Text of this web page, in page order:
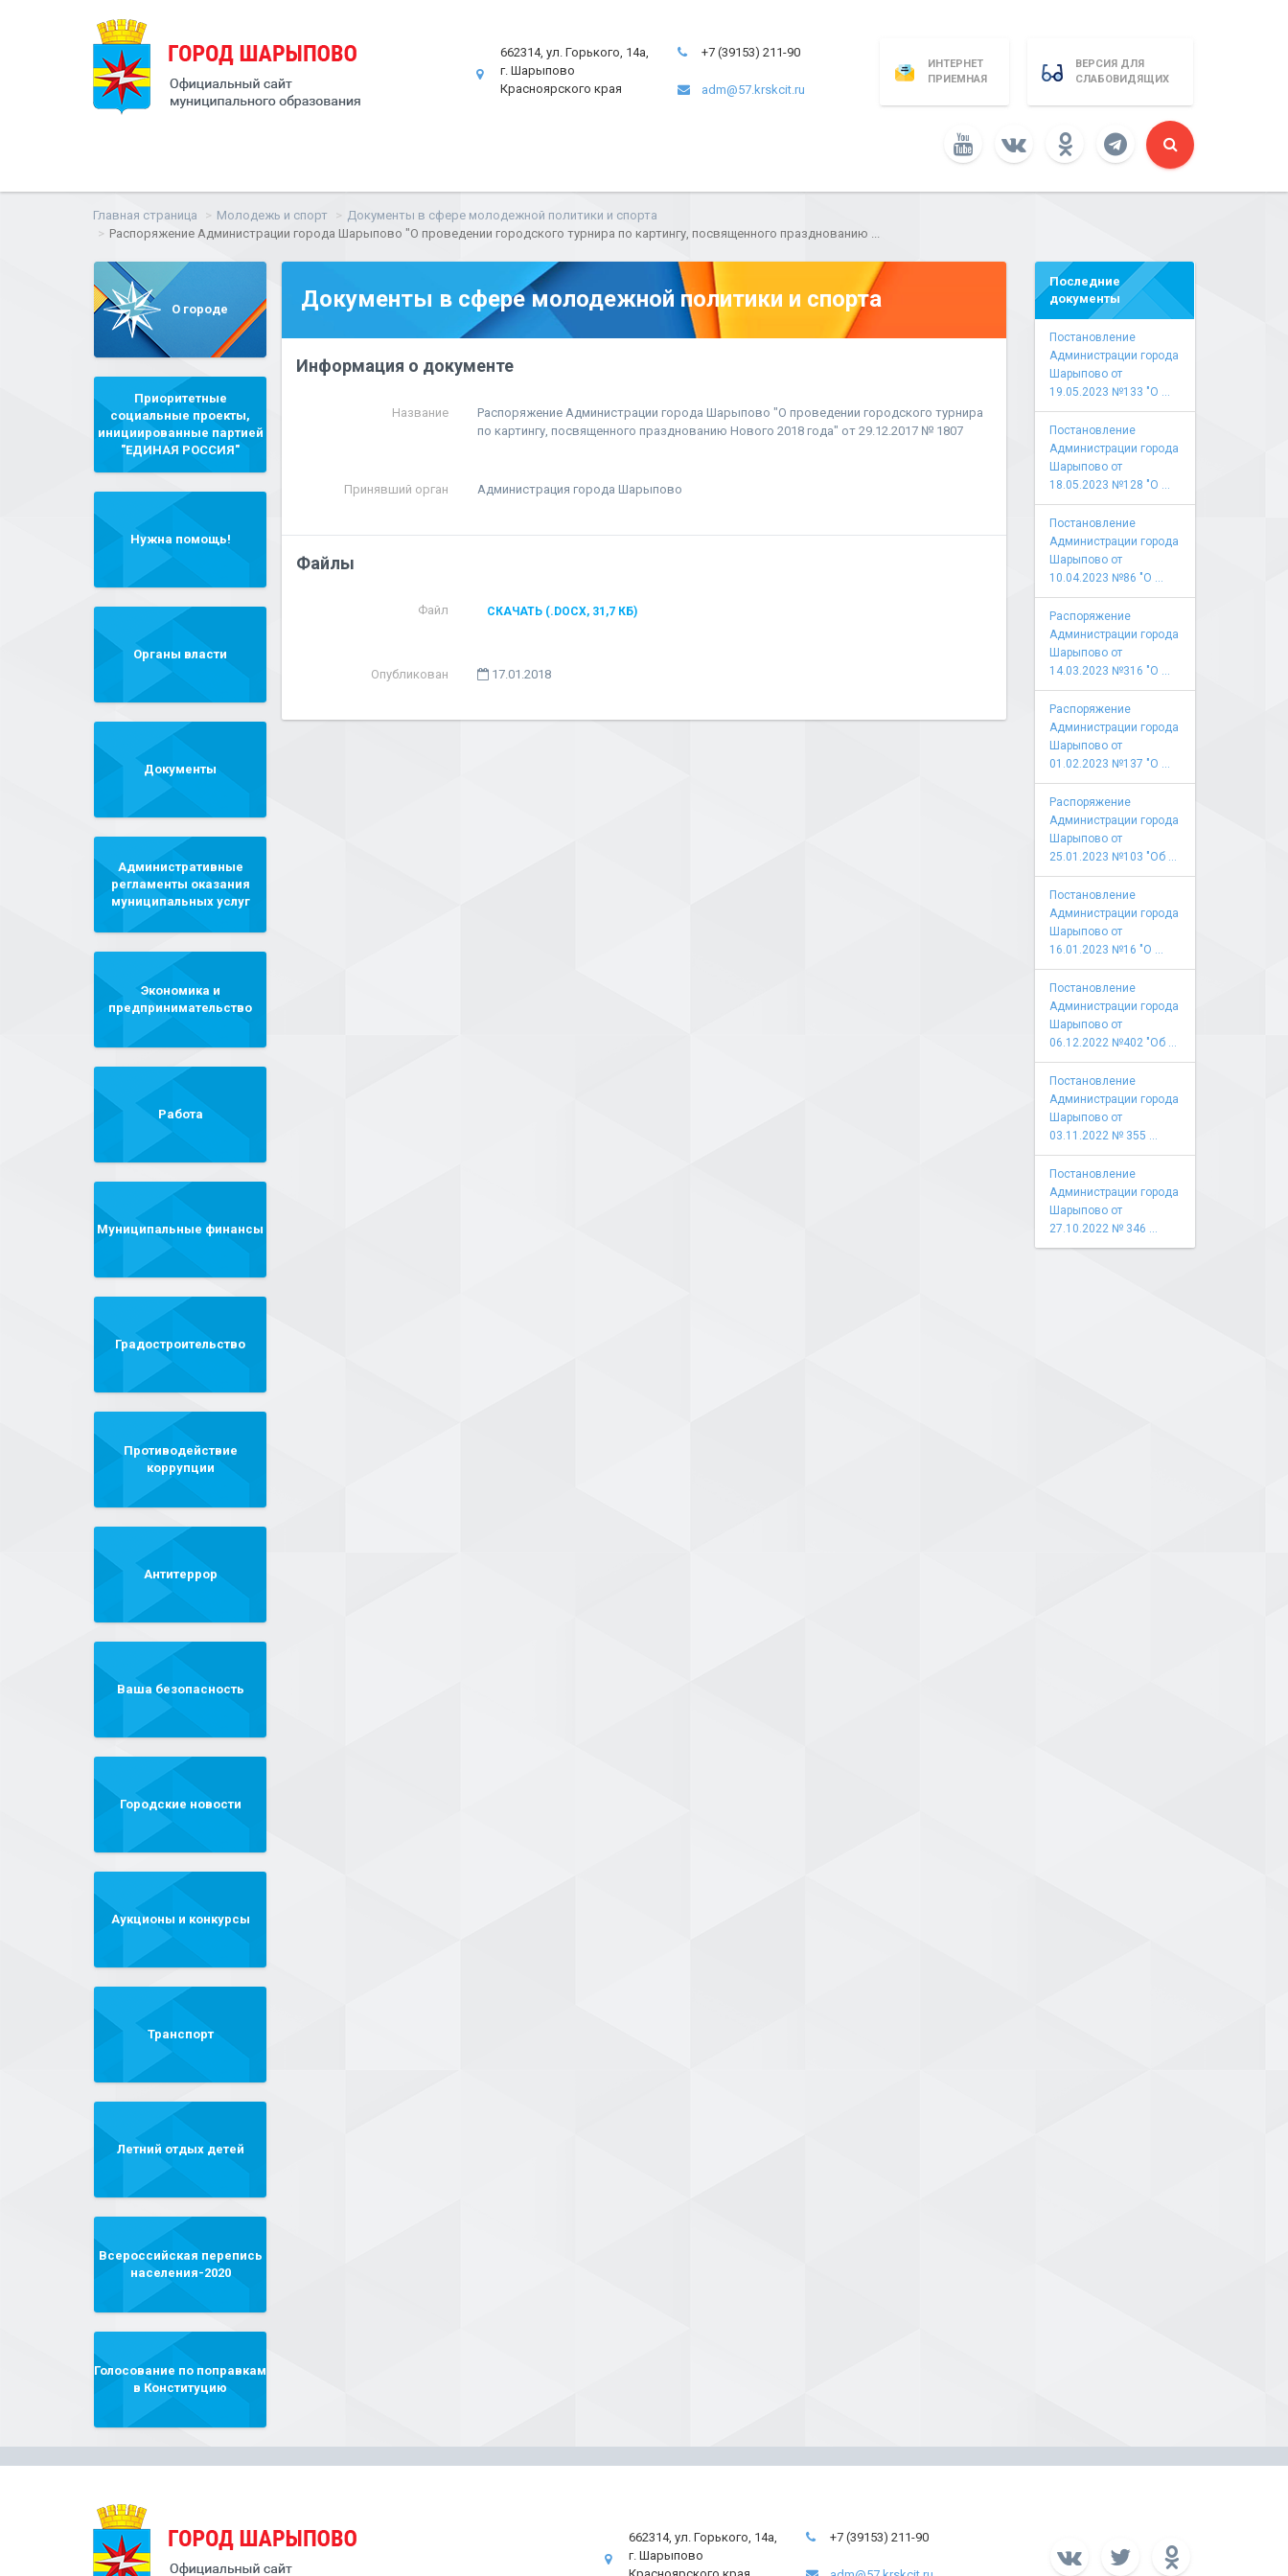
662314, ул. Горького, 14а,
г. Шарыпово
Красноярского края
+7 (39153) 211-90
adm@57.krskcit.ru
ИНТЕРНЕТ
ПРИЕМНАЯ
ВЕРСИЯ ДЛЯ
СЛАБОВИДЯЩИХ
Главная страница Молодежь и спорт
Документы в сфере молодежной политики и спорта
Распоряжение Администрации города Шарыпово "О проведении городского турнира по картингу, посвященного празднованию ...
О городе
Приоритетные
социальные проекты,
инициированные партией
"ЕДИНАЯ РОССИЯ"
Нужна помощь!
Органы власти
Документы
Административные
регламенты оказания
муниципальных услуг
Экономика и
предпринимательство
Работа
Муниципальные финансы
Градостроительство
Противодействие
коррупции
Антитеррор
Ваша безопасность
Городские новости
Аукционы и конкурсы
Транспорт
Летний отдых детей
Всероссийская перепись
населения-2020
Голосование по поправкам
в Конституцию
Документы в сфере молодежной политики и спорта
Информация о документе
Название
Распоряжение Администрации города Шарыпово "О проведении городского турнира
по картингу, посвященного празднованию Нового 2018 года" от 29.12.2017 № 1807
Принявший орган Администрация города Шарыпово
Файлы
Файл СКАЧАТЬ (.DOCX, 31,7 КБ)
Опубликован 17.01.2018
Последние
документы
Постановление
Администрации города
Шарыпово от
19.05.2023 №133 "О ...
Постановление
Администрации города
Шарыпово от
18.05.2023 №128 "О ...
Постановление
Администрации города
Шарыпово от
10.04.2023 №86 "О ...
Распоряжение
Администрации города
Шарыпово от
14.03.2023 №316 "О ...
Распоряжение
Администрации города
Шарыпово от
01.02.2023 №137 "О ...
Распоряжение
Администрации города
Шарыпово от
25.01.2023 №103 "Об ...
Постановление
Администрации города
Шарыпово от
16.01.2023 №16 "О ...
Постановление
Администрации города
Шарыпово от
06.12.2022 №402 "Об ...
Постановление
Администрации города
Шарыпово от
03.11.2022 № 355 ...
Постановление
Администрации города
Шарыпово от
27.10.2022 № 346 ...
662314, ул. Горького, 14а,
г. Шарыпово
+7 (39153) 211-90